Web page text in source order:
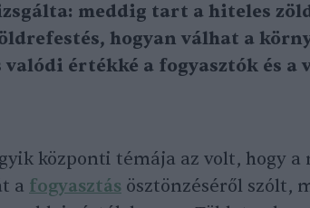
meddig tart a hiteles
hogyan válhat a
valódi értékké a fogyasztók és a
központi témája az volt, hogy a
a fogyasztás ösztönzéséről szólt,